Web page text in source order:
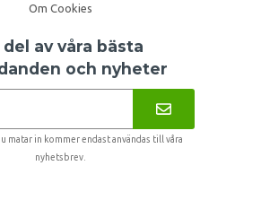
Om Cookies
del av våra bästa
och nyheter
matar in kommer endast användas till våra
nyhetsbrev.